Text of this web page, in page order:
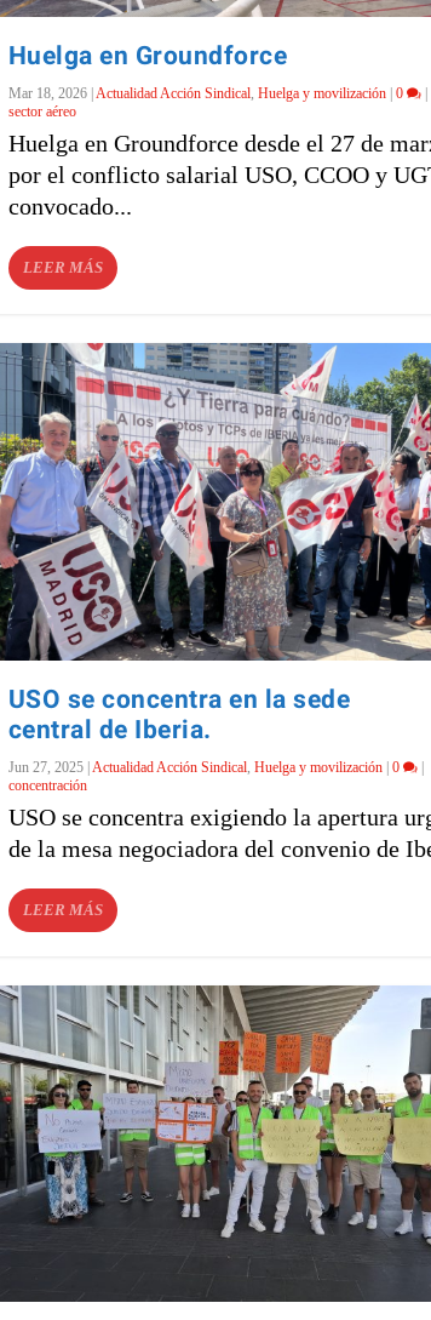
Huelga en Groundforce
Mar 18, 2026| Actualidad Acción Sindical, Huelga y movilización| 0 |
sector aéreo
Huelga en Groundforce desde el 27 de
por el conflicto salarial USO, CCOO y
convocado...
LEER MÁS
USO se concentra en la sede
central de Iberia.
Jun 27, 2025| Actualidad Acción Sindical, Huelga y movilización| 0
|
concentración
USO se concentra exigiendo la apertura
de la mesa negociadora del convenio de
LEER MÁS